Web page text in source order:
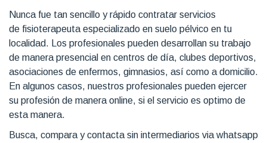
Nunca fue tan sencillo y rápido contratar servicios
de fisioterapeuta especializado en suelo pélvico en tu
localidad. Los profesionales pueden desarrollan su trabajo
de manera presencial en centros de día, clubes deportivos,
asociaciones de enfermos, gimnasios, así como a domicilio.
En algunos casos, nuestros profesionales pueden ejercer
su profesión de manera online, si el servicio es optimo de
esta manera.
Busca, compara y contacta sin intermediarios via whatsapp